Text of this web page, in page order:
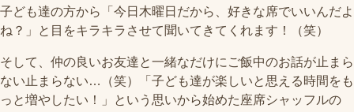
子ども達の方から「今日木曜日だから、好きな席でいいんだよ
ね？」と目をキラキラさせて聞いてきてくれます！（笑）
そして、仲の良いお友達と一緒なだけにご飯中のお話が止まら
ない止まらない…（笑）「子ども達が楽しいと思える時間をも
っと増やしたい！」という思いから始めた座席シャッフルの